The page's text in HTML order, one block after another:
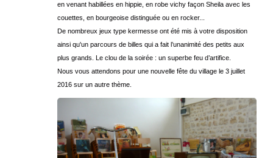
en venant habillées en hippie, en robe vichy façon Sheila avec les
couettes, en bourgeoise distinguée ou en rocker...
De nombreux jeux type kermesse ont été mis à votre disposition
ainsi qu'un parcours de billes qui a fait l’unanimité des petits aux
plus grands. Le clou de la soirée : un superbe feu d’artifice.
Nous vous attendons pour une nouvelle fête du village le 3 juillet
2016 sur un autre thème.